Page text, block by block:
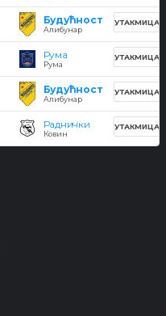
Будућност
Алибунар
УТАКМИЦА
Рума
Рума
УТАКМИЦА
Будућност
Алибунар
УТАКМИЦА
Раднички
Ковин
УТАКМИЦА